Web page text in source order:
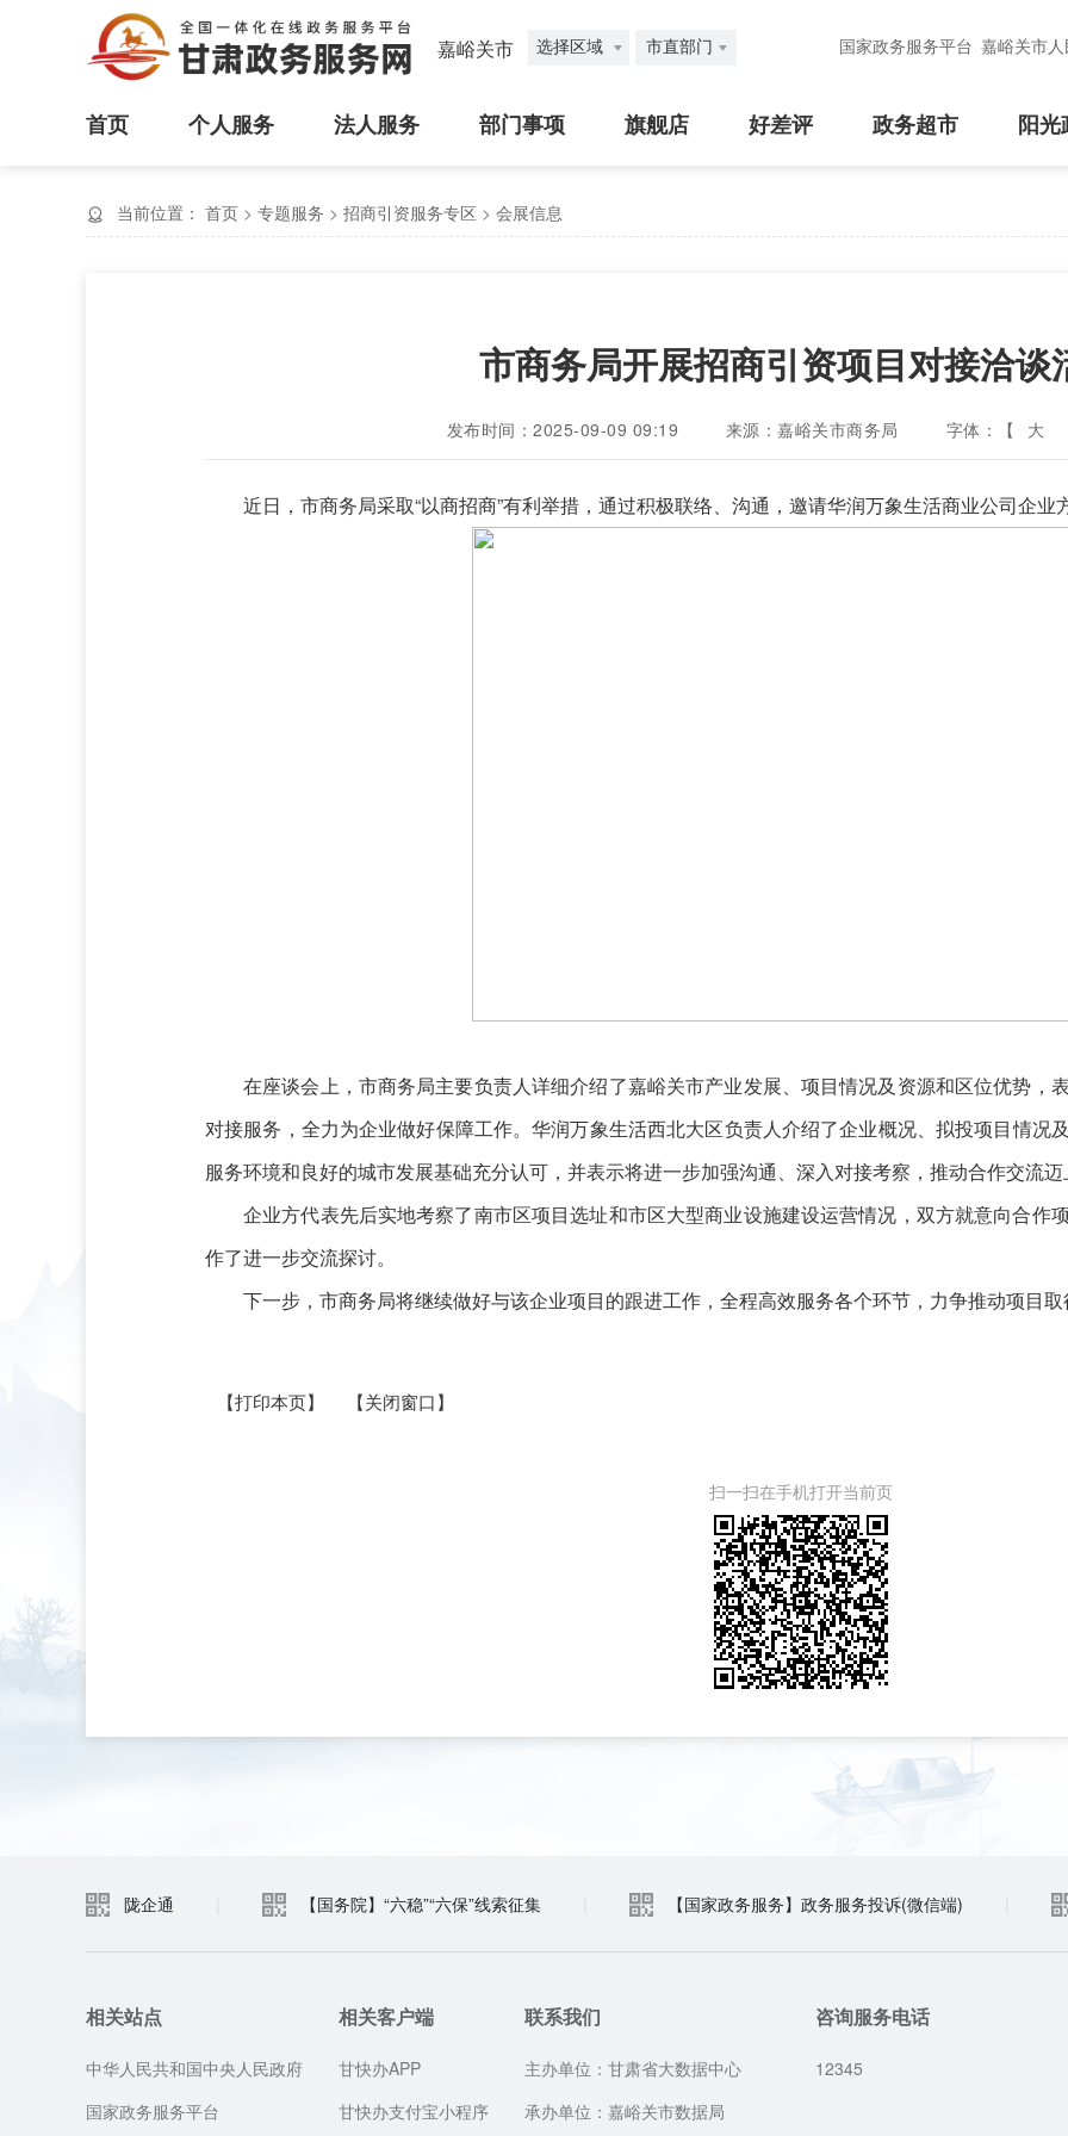
嘉峪关市 选择区域 市直部门 国家政务服务平台 嘉峪关市
首页 个人服务 法人服务 部门事项 旗舰店 好差评 政务超市 阳光
当前位置： 首页 > 专题服务 > 招商引资服务专区 > 会展信息
市商务局开展招商引资项目对接洽谈
发布时间：2025-09-09 09:19 来源：嘉峪关市商务局 字体：【 大
近日，市商务局采取“以商招商”有利举措，通过积极联络、沟通，邀请华润万象生活商业公司企业
在座谈会上，市商务局主要负责人详细介绍了嘉峪关市产业发展、项目情况及资源和区位优势，
对接服务，全力为企业做好保障工作。华润万象生活西北大区负责人介绍了企业概况、拟投项目情况
服务环境和良好的城市发展基础充分认可，并表示将进一步加强沟通、深入对接考察，推动合作交流
企业方代表先后实地考察了南市区项目选址和市区大型商业设施建设运营情况，双方就意向合作
作了进一步交流探讨。
下一步，市商务局将继续做好与该企业项目的跟进工作，全程高效服务各个环节，力争推动项目
【打印本页】 【关闭窗口】
扫一扫在手机打开当前页
陇企通 【国务院】“六稳”“六保”线索征集 【国家政务服务】政务服务投诉(微信端)
相关站点
中华人民共和国中央人民政府
国家政务服务平台
相关客户端
甘快办APP
甘快办支付宝小程序
联系我们
主办单位：甘肃省大数据中心
承办单位：嘉峪关市数据局
咨询服务电话
12345